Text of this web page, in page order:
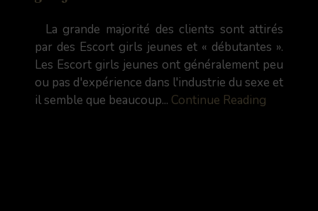
La grande majorité des clients sont attirés
par des Escort girls jeunes et « débutantes ».
Les Escort girls jeunes ont généralement peu
ou pas d'expérience dans l'industrie du sexe et
il semble que beaucoup... Continue Reading